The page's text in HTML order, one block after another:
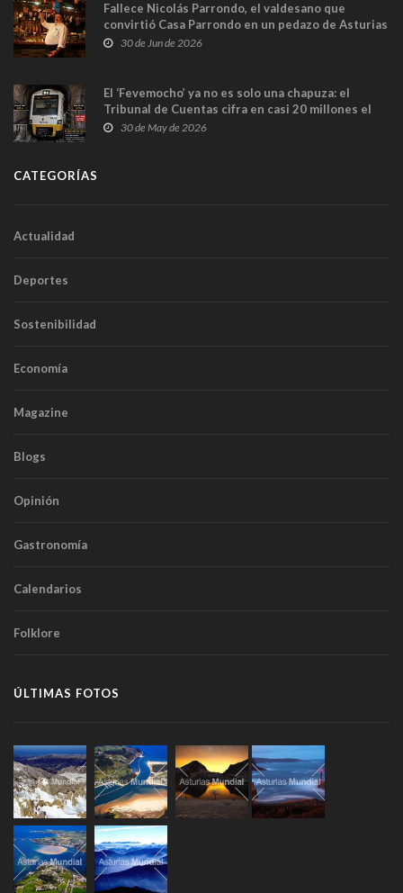
Fallece Nicolás Parrondo, el valdesano que
convirtió Casa Parrondo en un pedazo de Asturias
en Madrid
30 de Jun de 2026
El ‘Fevemocho’ ya no es solo una chapuza: el
Tribunal de Cuentas cifra en casi 20 millones el
sobrecoste de los trenes que no cabían por los
30 de May de 2026
CATEGORÍAS
Actualidad
Deportes
Sostenibilidad
Economía
Magazine
Blogs
Opinión
Gastronomía
Calendarios
Folklore
ÚLTIMAS FOTOS